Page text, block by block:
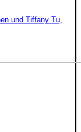
und Tiffany Tu,